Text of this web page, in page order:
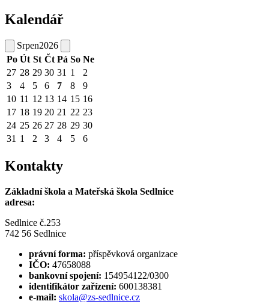
Kalendář
Srpen2026
Po Út St Čt Pá So Ne
27 28 29 30 31 1
2
3
4 5 6 7 8
9
10 11 12 13 14 15 16
17 18 19 20 21 22 23
24 25 26 27 28 29 30
31 1 2 3 4 5 6
Kontakty
Základní škola a Mateřská škola Sedlnice
adresa:
Sedlnice č.253
742 56 Sedlnice
právní forma: příspěvková organizace
IČO: 47658088
bankovní spojení: 154954122/0300
identifikátor zařízení: 600138381
e-mail: skola@zs-sedlnice.cz